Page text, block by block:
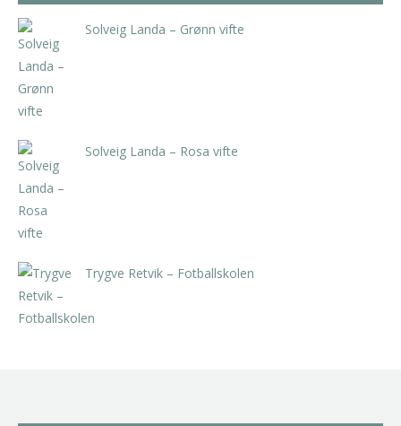
Solveig Landa – Grønn vifte
Solveig Landa – Rosa vifte
Trygve Retvik – Fotballskolen